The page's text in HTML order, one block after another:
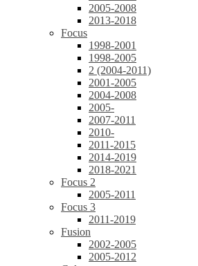
2005-2008
2013-2018
Focus
1998-2001
1998-2005
2 (2004-2011)
2001-2005
2004-2008
2005-
2007-2011
2010-
2011-2015
2014-2019
2018-2021
Focus 2
2005-2011
Focus 3
2011-2019
Fusion
2002-2005
2005-2012